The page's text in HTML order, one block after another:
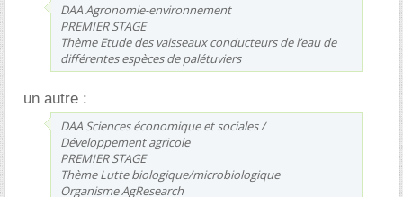
DAA Agronomie-environnement
PREMIER STAGE
Thème Etude des vaisseaux conducteurs de l’eau de
différentes espèces de palétuviers
un autre :
DAA Sciences économique et sociales /
Développement agricole
PREMIER STAGE
Thème Lutte biologique/microbiologique
Organisme AgResearch